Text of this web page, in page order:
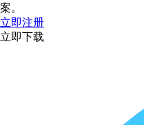
案。
立即注册
立即下载